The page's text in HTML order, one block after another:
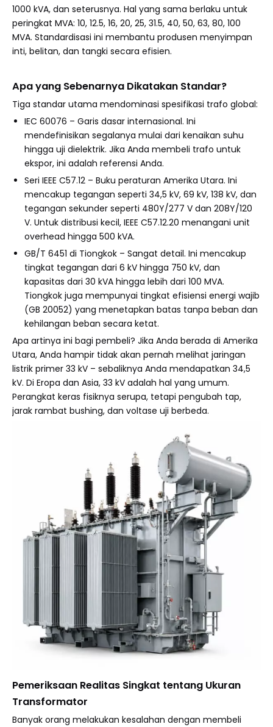
1000 kVA, dan seterusnya. Hal yang sama berlaku untuk
peringkat MVA: 10, 12.5, 16, 20, 25, 31.5, 40, 50, 63, 80, 100
MVA. Standardisasi ini membantu produsen menyimpan
inti, belitan, dan tangki secara efisien.
Apa yang Sebenarnya Dikatakan Standar?
Tiga standar utama mendominasi spesifikasi trafo global:
IEC 60076 – Garis dasar internasional. Ini
mendefinisikan segalanya mulai dari kenaikan suhu
hingga uji dielektrik. Jika Anda membeli trafo untuk
ekspor, ini adalah referensi Anda.
Seri IEEE C57.12 – Buku peraturan Amerika Utara. Ini
mencakup tegangan seperti 34,5 kV, 69 kV, 138 kV, dan
tegangan sekunder seperti 480Y/277 V dan 208Y/120
V. Untuk distribusi kecil, IEEE C57.12.20 menangani unit
overhead hingga 500 kVA.
GB/T 6451 di Tiongkok – Sangat detail. Ini mencakup
tingkat tegangan dari 6 kV hingga 750 kV, dan
kapasitas dari 30 kVA hingga lebih dari 100 MVA.
Tiongkok juga mempunyai tingkat efisiensi energi wajib
(GB 20052) yang menetapkan batas tanpa beban dan
kehilangan beban secara ketat.
Apa artinya ini bagi pembeli? Jika Anda berada di Amerika
Utara, Anda hampir tidak akan pernah melihat jaringan
listrik primer 33 kV – sebaliknya Anda mendapatkan 34,5
kV. Di Eropa dan Asia, 33 kV adalah hal yang umum.
Perangkat keras fisiknya serupa, tetapi pengubah tap,
jarak rambat bushing, dan voltase uji berbeda.
Pemeriksaan Realitas Singkat tentang Ukuran
Transformator
Banyak orang melakukan kesalahan dengan membeli